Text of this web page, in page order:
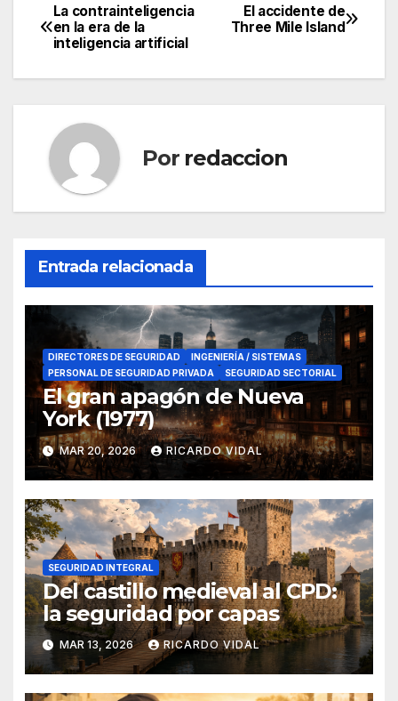
Navegación
de
El accidente de
Three Mile Island
La contrainteligencia
en la era de la
inteligencia artificial
Por redaccion
Entrada relacionada
DIRECTORES DE SEGURIDAD
INGENIERÍA / SISTEMAS
PERSONAL DE SEGURIDAD PRIVADA
SEGURIDAD SECTORIAL
El gran apagón de Nueva
York (1977)
MAR 20, 2026 RICARDO VIDAL
SEGURIDAD INTEGRAL
Del castillo medieval al CPD:
la seguridad por capas
MAR 13, 2026 RICARDO VIDAL